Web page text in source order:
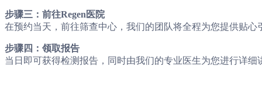
步骤三：前往Regen医院
在预约当天，前往筛查中心，我们的团队将全程为您提供贴
步骤四：领取报告
当日即可获得检测报告，同时由我们的专业医生为您进行详细